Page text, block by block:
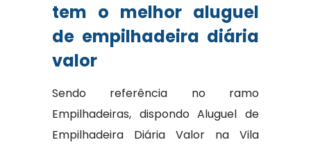
tem o melhor aluguel
de empilhadeira diária
valor
Sendo referência no ramo
Empilhadeiras, dispondo Aluguel de
Empilhadeira Diária Valor na Vila